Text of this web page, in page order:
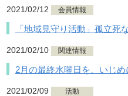
2021/02/12 会員情報
「地域見守り活動」孤立死
2021/02/10 関連情報
2月の最終水曜日を、いじ
2021/02/09 活動